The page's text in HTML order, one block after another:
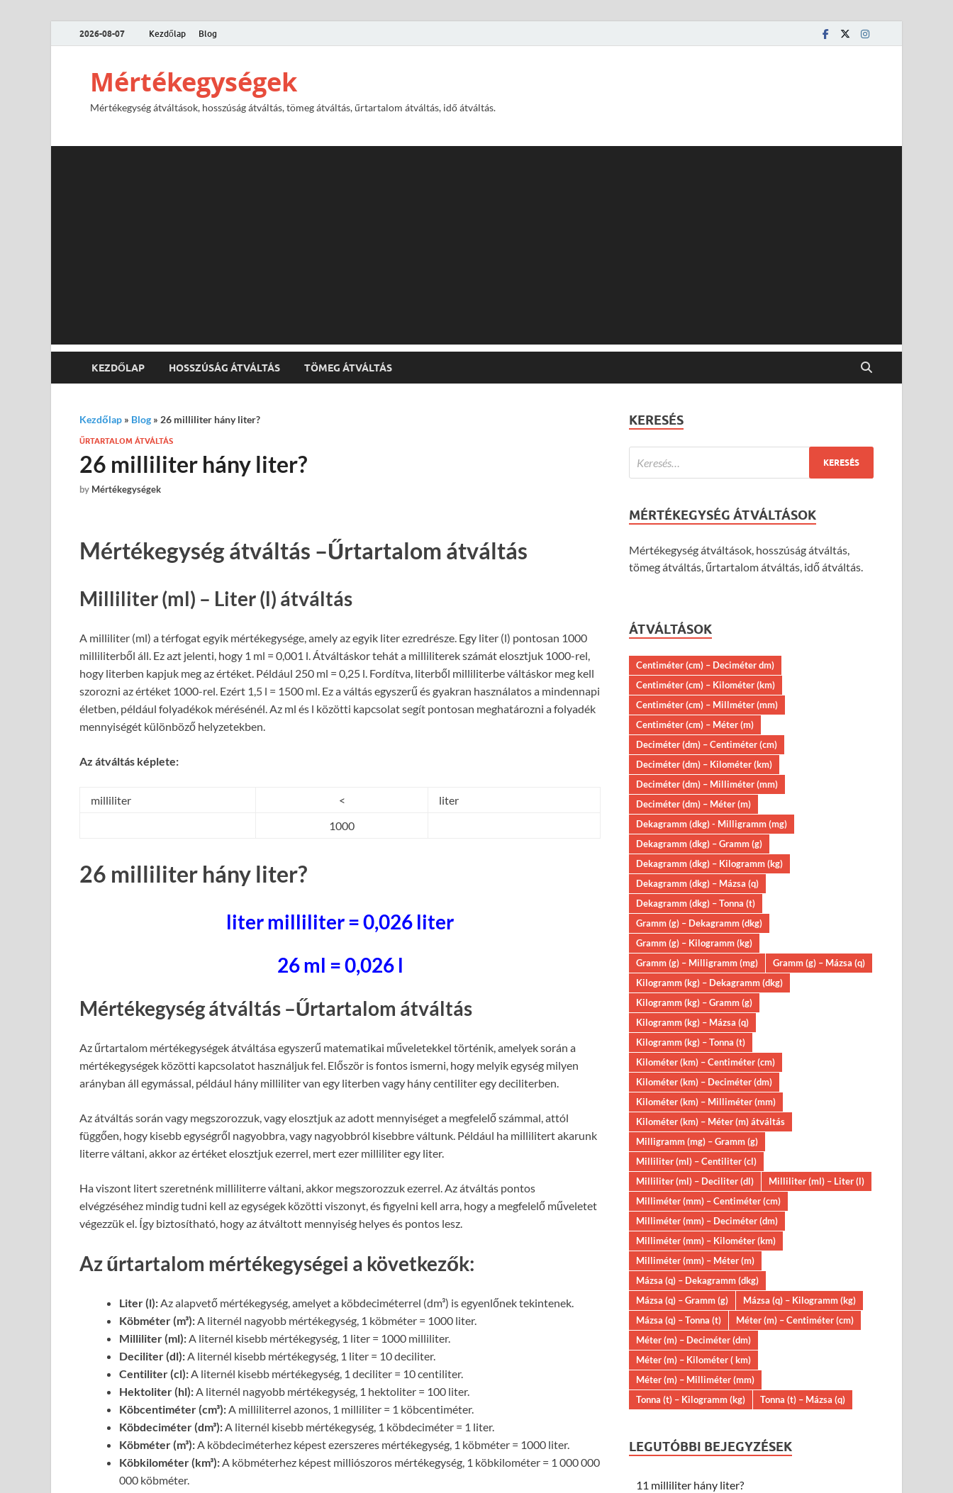
2026-08-07 Kezdőlap Blog
Mértékegységek
Mértékegység átváltások, hosszúság átváltás, tömeg átváltás, űrtartalom átváltás, idő átváltás.
KEZDŐLAP HOSSZÚSÁG ÁTVÁLTÁS TÖMEG ÁTVÁLTÁS
Kezdőlap » Blog » 26 milliliter hány liter?
ŰRTARTALOM ÁTVÁLTÁS
26 milliliter hány liter?
by Mértékegységek
Mértékegység átváltás –Űrtartalom átváltás
Milliliter (ml) – Liter (l) átváltás
A milliliter (ml) a térfogat egyik mértékegysége, amely az egyik liter ezredrésze. Egy liter (l) pontosan 1000
milliliterből áll. Ez azt jelenti, hogy 1 ml = 0,001 l. Átváltáskor tehát a milliliterek számát elosztjuk 1000-rel,
hogy literben kapjuk meg az értéket. Például 250 ml = 0,25 l. Fordítva, literből milliliterbe váltáskor meg kell
szorozni az értéket 1000-rel. Ezért 1,5 l = 1500 ml. Ez a váltás egyszerű és gyakran használatos a mindennapi
életben, például folyadékok mérésénél. Az ml és l közötti kapcsolat segít pontosan meghatározni a folyadék
mennyiségét különböző helyzetekben.
Az átváltás képlete:
milliliter <
liter
1000
26 milliliter hány liter?
liter milliliter = 0,026 liter
26 ml = 0,026 l
Mértékegység átváltás –Űrtartalom átváltás
Az űrtartalom mértékegységek átváltása egyszerű matematikai műveletekkel történik, amelyek során a
mértékegységek közötti kapcsolatot használjuk fel. Először is fontos ismerni, hogy melyik egység milyen
arányban áll egymással, például hány milliliter van egy literben vagy hány centiliter egy deciliterben.
Az átváltás során vagy megszorozzuk, vagy elosztjuk az adott mennyiséget a megfelelő számmal, attól
függően, hogy kisebb egységről nagyobbra, vagy nagyobbról kisebbre váltunk. Például ha millilitert akarunk
literre váltani, akkor az értéket elosztjuk ezerrel, mert ezer milliliter egy liter.
Ha viszont litert szeretnénk milliliterre váltani, akkor megszorozzuk ezerrel. Az átváltás pontos
elvégzéséhez mindig tudni kell az egységek közötti viszonyt, és figyelni kell arra, hogy a megfelelő műveletet
végezzük el. Így biztosítható, hogy az átváltott mennyiség helyes és pontos lesz.
Az űrtartalom mértékegységei a következők:
Liter (l): Az alapvető mértékegység, amelyet a köbdeciméterrel (dm³) is egyenlőnek tekintenek.
Köbméter (m³): A liternél nagyobb mértékegység, 1 köbméter = 1000 liter.
Milliliter (ml): A liternél kisebb mértékegység, 1 liter = 1000 milliliter.
Deciliter (dl): A liternél kisebb mértékegység, 1 liter = 10 deciliter.
Centiliter (cl): A liternél kisebb mértékegység, 1 deciliter = 10 centiliter.
Hektoliter (hl): A liternél nagyobb mértékegység, 1 hektoliter = 100 liter.
Köbcentiméter (cm³): A milliliterrel azonos, 1 milliliter = 1 köbcentiméter.
Köbdeciméter (dm³): A liternél kisebb mértékegység, 1 köbdeciméter = 1 liter.
Köbméter (m³): A köbdeciméterhez képest ezerszeres mértékegység, 1 köbméter = 1000 liter.
Köbkilométer (km³): A köbméterhez képest milliószoros mértékegység, 1 köbkilométer = 1 000 000
000 köbméter.
KERESÉS
MÉRTÉKEGYSÉG ÁTVÁLTÁSOK
Mértékegység átváltások, hosszúság átváltás,
tömeg átváltás, űrtartalom átváltás, idő átváltás.
ÁTVÁLTÁSOK
Centiméter (cm) – Deciméter dm)
Centiméter (cm) – Kilométer (km)
Centiméter (cm) – Millméter (mm)
Centiméter (cm) – Méter (m)
Deciméter (dm) – Centiméter (cm)
Deciméter (dm) – Kilométer (km)
Deciméter (dm) – Milliméter (mm)
Deciméter (dm) – Méter (m)
Dekagramm (dkg) - Milligramm (mg)
Dekagramm (dkg) – Gramm (g)
Dekagramm (dkg) – Kilogramm (kg)
Dekagramm (dkg) – Mázsa (q)
Dekagramm (dkg) – Tonna (t)
Gramm (g) – Dekagramm (dkg)
Gramm (g) – Kilogramm (kg)
Gramm (g) – Milligramm (mg)
Gramm (g) – Mázsa (q)
Kilogramm (kg) – Dekagramm (dkg)
Kilogramm (kg) – Gramm (g)
Kilogramm (kg) – Mázsa (q)
Kilogramm (kg) – Tonna (t)
Kilométer (km) – Centiméter (cm)
Kilométer (km) – Deciméter (dm)
Kilométer (km) – Milliméter (mm)
Kilométer (km) – Méter (m) átváltás
Milligramm (mg) – Gramm (g)
Milliliter (ml) – Centiliter (cl)
Milliliter (ml) – Deciliter (dl)
Milliliter (ml) – Liter (l)
Milliméter (mm) – Centiméter (cm)
Milliméter (mm) – Deciméter (dm)
Milliméter (mm) – Kilométer (km)
Milliméter (mm) – Méter (m)
Mázsa (q) – Dekagramm (dkg)
Mázsa (q) – Gramm (g)
Mázsa (q) – Kilogramm (kg)
Mázsa (q) – Tonna (t)
Méter (m) – Centiméter (cm)
Méter (m) – Deciméter (dm)
Méter (m) – Kilométer ( km)
Méter (m) – Milliméter (mm)
Tonna (t) – Kilogramm (kg)
Tonna (t) – Mázsa (q)
LEGUTÓBBI BEJEGYZÉSEK
11 milliliter hány liter?